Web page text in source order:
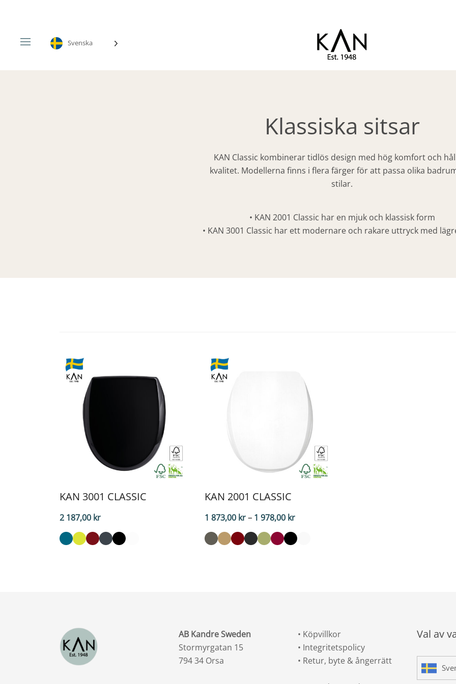
Svenska
Klassiska sitsar
KAN Classic kombinerar tidlös design med hög komfort och
kvalitet. Modellerna finns i flera färger för att passa olika
stilar.
• KAN 2001 Classic har en mjuk och klassisk form
• KAN 3001 Classic har ett modernare och rakare uttryck med
KAN 3001 CLASSIC
2 187,00 kr
KAN 2001 CLASSIC
1 873,00 kr– 1 978,00 krPrisintervall:
873,00 kr
AB Kandre Sweden
Stormyrgatan 15
794 34 Orsa
• Köpvillkor
• Integritetspolicy
• Retur, byte & ångerrätt
Val av